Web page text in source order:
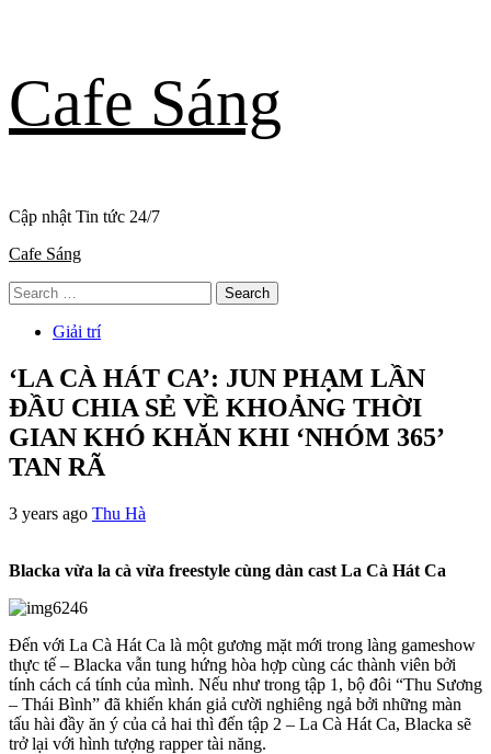
to
content
Cafe Sáng
Cập nhật Tin tức 24/7
Primary
Cafe Sáng
Search
for:
Giải trí
‘LA CÀ HÁT CA’: JUN PHẠM LẦN
ĐẦU CHIA SẺ VỀ KHOẢNG THỜI
GIAN KHÓ KHĂN KHI ‘NHÓM 365’
TAN RÃ
3 years ago Thu Hà
Blacka vừa la cà vừa freestyle cùng dàn cast La Cà Hát Ca
Đến với La Cà Hát Ca là một gương mặt mới trong làng gameshow
thực tế – Blacka vẫn tung hứng hòa hợp cùng các thành viên bởi
tính cách cá tính của mình. Nếu như trong tập 1, bộ đôi “Thu Sương
– Thái Bình” đã khiến khán giả cười nghiêng ngả bởi những màn
tấu hài đầy ăn ý của cả hai thì đến tập 2 – La Cà Hát Ca, Blacka sẽ
trở lại với hình tượng rapper tài năng.